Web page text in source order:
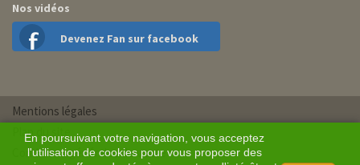
Nos vidéos
Devenez Fan sur facebook
En poursuivant votre navigation, vous acceptez
l'utilisation de cookies pour vous proposer des
Mentions légales
Plan du site
Conditions générales de vente